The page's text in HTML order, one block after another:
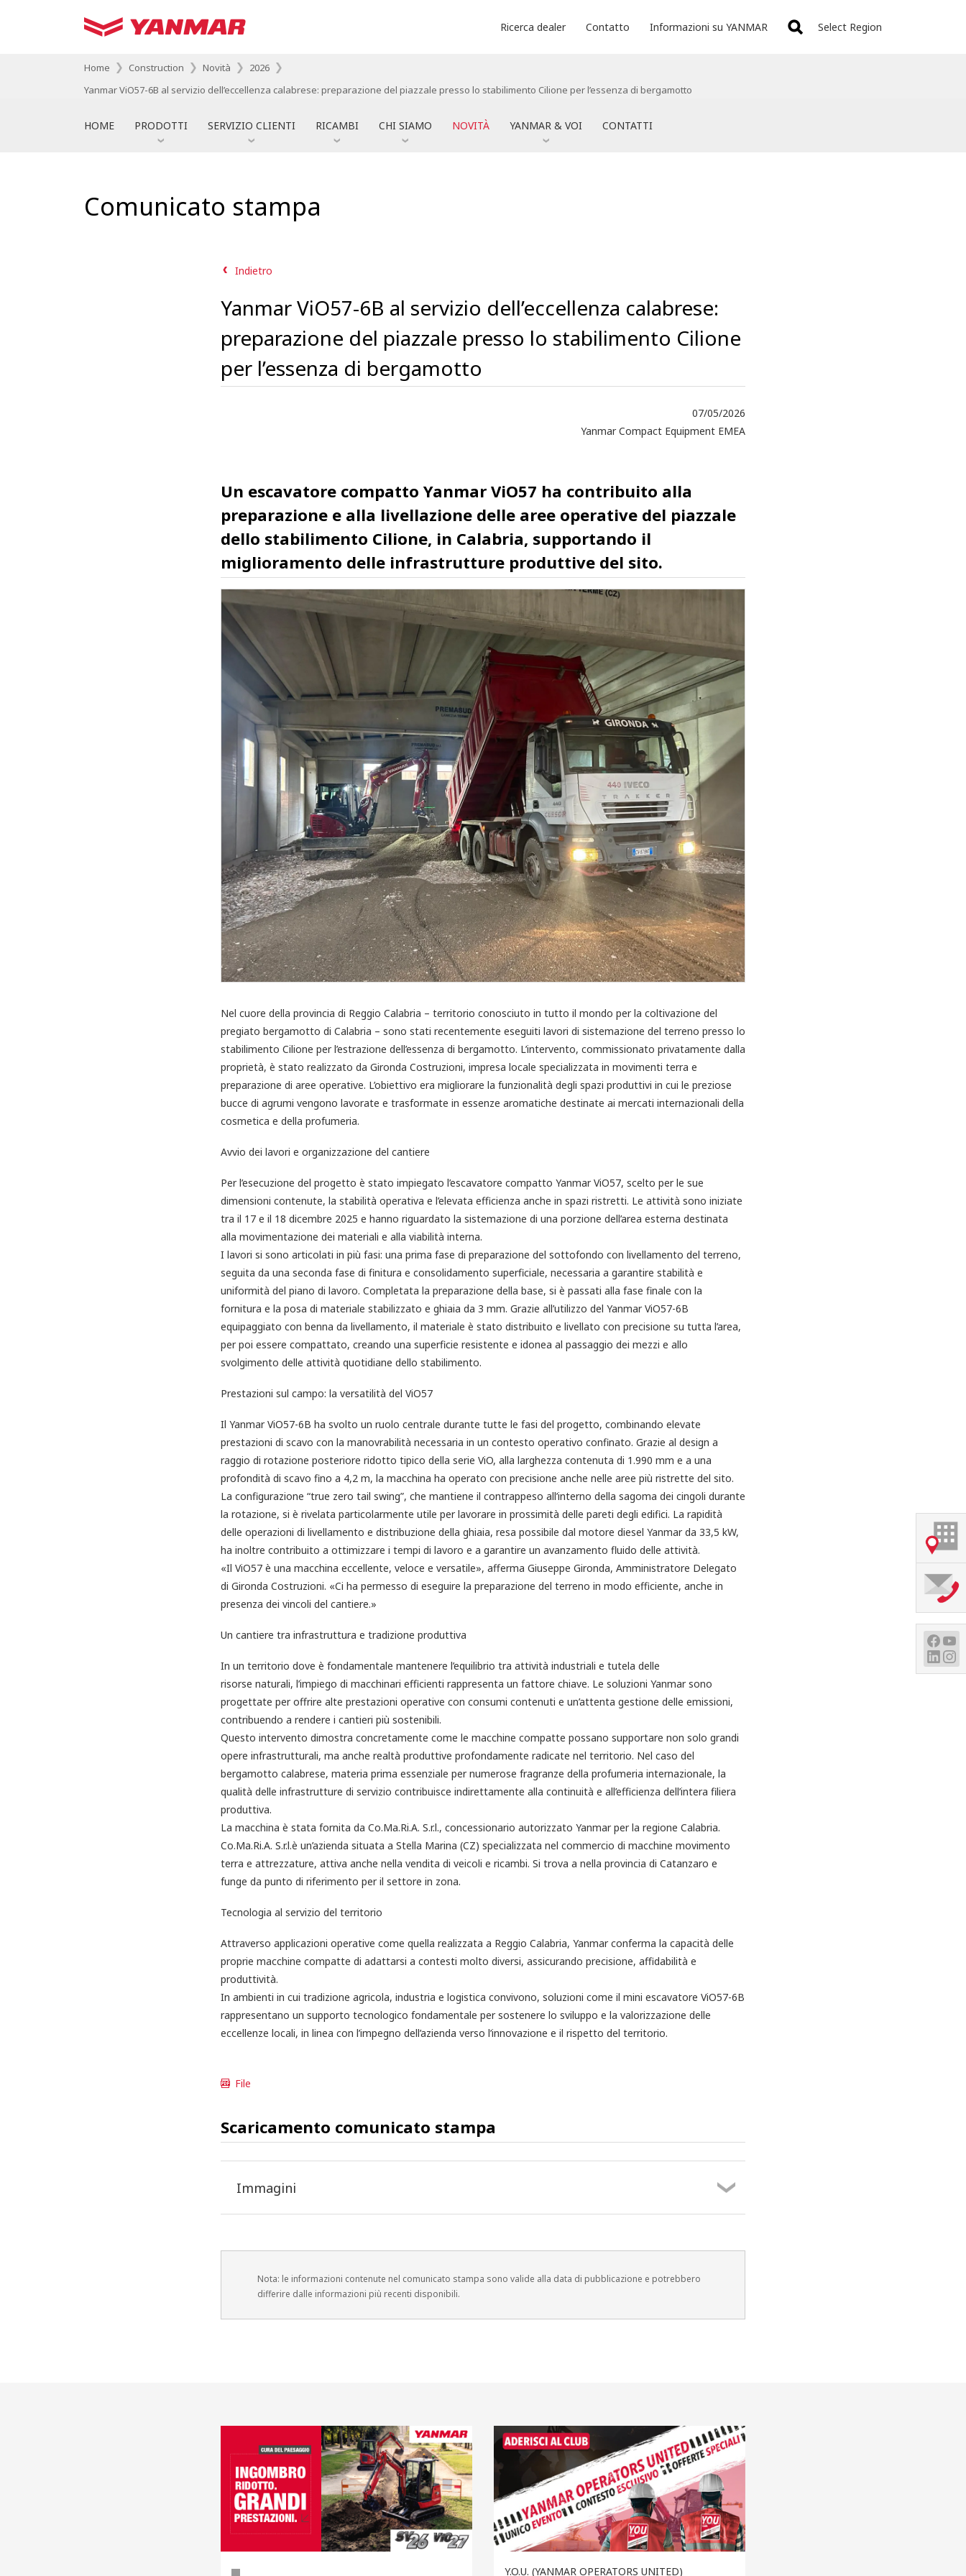
Ricerca dealer Contatto Informazioni su YANMAR Select Region
Home Construction Novità
2026
Yanmar ViO57-6B al servizio dell’eccellenza calabrese: preparazione del piazzale presso lo stabilimento Cilione per l’essenza di bergamotto
HOME PRODOTTI SERVIZIO CLIENTI RICAMBI CHI SIAMO NOVITÀ YANMAR & VOI CONTATTI
Comunicato stampa
Indietro
Yanmar ViO57-6B al servizio dell’eccellenza calabrese:
preparazione del piazzale presso lo stabilimento Cilione
per l’essenza di bergamotto
07/05/2026
Yanmar Compact Equipment EMEA
Un escavatore compatto Yanmar ViO57 ha contribuito alla
preparazione e alla livellazione delle aree operative del piazzale
dello stabilimento Cilione, in Calabria, supportando il
miglioramento delle infrastrutture produttive del sito.
Nel cuore della provincia di Reggio Calabria – territorio conosciuto in tutto il mondo per la coltivazione del
pregiato bergamotto di Calabria – sono stati recentemente eseguiti lavori di sistemazione del terreno presso lo
stabilimento Cilione per l’estrazione dell’essenza di bergamotto. L’intervento, commissionato privatamente dalla
proprietà, è stato realizzato da Gironda Costruzioni, impresa locale specializzata in movimenti terra e
preparazione di aree operative. L’obiettivo era migliorare la funzionalità degli spazi produttivi in cui le preziose
bucce di agrumi vengono lavorate e trasformate in essenze aromatiche destinate ai mercati internazionali della
cosmetica e della profumeria.
Avvio dei lavori e organizzazione del cantiere
Per l’esecuzione del progetto è stato impiegato l’escavatore compatto Yanmar ViO57, scelto per le sue
dimensioni contenute, la stabilità operativa e l’elevata efficienza anche in spazi ristretti. Le attività sono iniziate
tra il 17 e il 18 dicembre 2025 e hanno riguardato la sistemazione di una porzione dell’area esterna destinata
alla movimentazione dei materiali e alla viabilità interna.
I lavori si sono articolati in più fasi: una prima fase di preparazione del sottofondo con livellamento del terreno,
seguita da una seconda fase di finitura e consolidamento superficiale, necessaria a garantire stabilità e
uniformità del piano di lavoro. Completata la preparazione della base, si è passati alla fase finale con la
fornitura e la posa di materiale stabilizzato e ghiaia da 3 mm. Grazie all’utilizzo del Yanmar ViO57-6B
equipaggiato con benna da livellamento, il materiale è stato distribuito e livellato con precisione su tutta l’area,
per poi essere compattato, creando una superficie resistente e idonea al passaggio dei mezzi e allo
svolgimento delle attività quotidiane dello stabilimento.
Prestazioni sul campo: la versatilità del ViO57
Il Yanmar ViO57-6B ha svolto un ruolo centrale durante tutte le fasi del progetto, combinando elevate
prestazioni di scavo con la manovrabilità necessaria in un contesto operativo confinato. Grazie al design a
raggio di rotazione posteriore ridotto tipico della serie ViO, alla larghezza contenuta di 1.990 mm e a una
profondità di scavo fino a 4,2 m, la macchina ha operato con precisione anche nelle aree più ristrette del sito.
La configurazione “true zero tail swing”, che mantiene il contrappeso all’interno della sagoma dei cingoli durante
la rotazione, si è rivelata particolarmente utile per lavorare in prossimità delle pareti degli edifici. La rapidità
delle operazioni di livellamento e distribuzione della ghiaia, resa possibile dal motore diesel Yanmar da 33,5 kW,
ha inoltre contribuito a ottimizzare i tempi di lavoro e a garantire un avanzamento fluido delle attività.
«Il ViO57 è una macchina eccellente, veloce e versatile», afferma Giuseppe Gironda, Amministratore Delegato
di Gironda Costruzioni. «Ci ha permesso di eseguire la preparazione del terreno in modo efficiente, anche in
presenza dei vincoli del cantiere.»
Un cantiere tra infrastruttura e tradizione produttiva
In un territorio dove è fondamentale mantenere l’equilibrio tra attività industriali e tutela delle
risorse naturali, l’impiego di macchinari efficienti rappresenta un fattore chiave. Le soluzioni Yanmar sono
progettate per offrire alte prestazioni operative con consumi contenuti e un’attenta gestione delle emissioni,
contribuendo a rendere i cantieri più sostenibili.
Questo intervento dimostra concretamente come le macchine compatte possano supportare non solo grandi
opere infrastrutturali, ma anche realtà produttive profondamente radicate nel territorio. Nel caso del
bergamotto calabrese, materia prima essenziale per numerose fragranze della profumeria internazionale, la
qualità delle infrastrutture di servizio contribuisce indirettamente alla continuità e all’efficienza dell’intera filiera
produttiva.
La macchina è stata fornita da Co.Ma.Ri.A. S.r.l., concessionario autorizzato Yanmar per la regione Calabria.
Co.Ma.Ri.A. S.r.l.è un’azienda situata a Stella Marina (CZ) specializzata nel commercio di macchine movimento
terra e attrezzature, attiva anche nella vendita di veicoli e ricambi. Si trova a nella provincia di Catanzaro e
funge da punto di riferimento per il settore in zona.
Tecnologia al servizio del territorio
Attraverso applicazioni operative come quella realizzata a Reggio Calabria, Yanmar conferma la capacità delle
proprie macchine compatte di adattarsi a contesti molto diversi, assicurando precisione, affidabilità e
produttività.
In ambienti in cui tradizione agricola, industria e logistica convivono, soluzioni come il mini escavatore ViO57-6B
rappresentano un supporto tecnologico fondamentale per sostenere lo sviluppo e la valorizzazione delle
eccellenze locali, in linea con l’impegno dell’azienda verso l’innovazione e il rispetto del territorio.
File
Scaricamento comunicato stampa
Immagini
Nota: le informazioni contenute nel comunicato stampa sono valide alla data di pubblicazione e potrebbero
differire dalle informazioni più recenti disponibili.
Y.O.U. (YANMAR OPERATORS UNITED)